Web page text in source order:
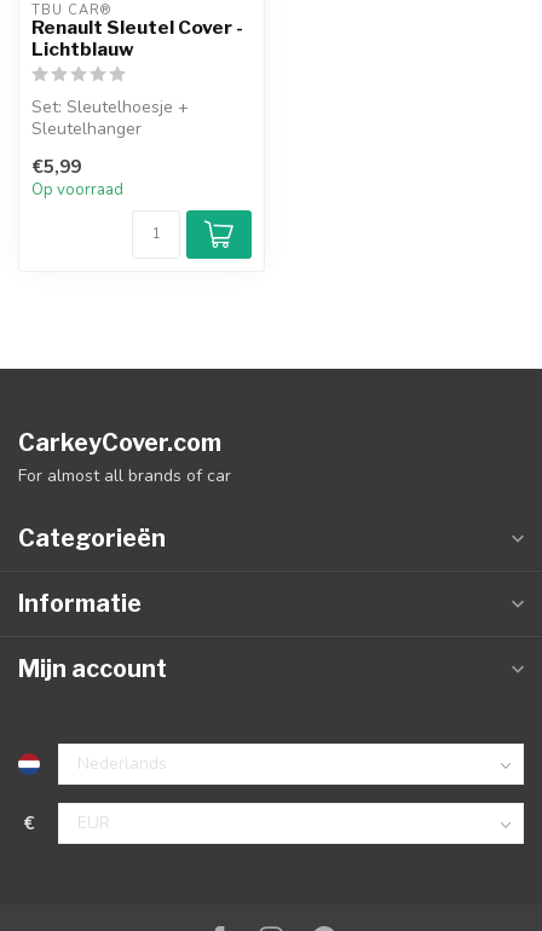
TBU CAR®
Renault Sleutel Cover -
Lichtblauw
Set: Sleutelhoesje +
Sleutelhanger
€5,99
Op voorraad
CarkeyCover.com
For almost all brands of car
Categorieën
Informatie
Mijn account
€